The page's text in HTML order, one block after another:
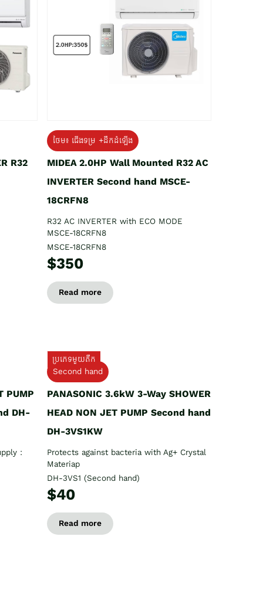
R32
ថែម៖ ជើងទម្រ +ដឹកដំឡើង
MIDEA 2.0HP Wall Mounted R32 AC
INVERTER Second hand MSCE-
18CRFN8
R32 AC INVERTER with ECO MODE
MSCE-18CRFN8
MSCE-18CRFN8
$350
Read more
PUMP
DH-
:
ប្រភេទមួយតឹក
Second hand
PANASONIC 3.6kW 3-Way SHOWER
HEAD NON JET PUMP Second hand
DH-3VS1KW
Protects against bacteria with Ag+ Crystal
Materiap
DH-3VS1 (Second hand)
$40
Read more